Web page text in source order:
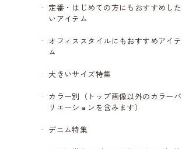
定番・はじめての方にもおすすめした
いアイテム
オフィススタイルにもおすすめアイテ
ム
大きいサイズ特集
カラー別（トップ画像以外のカラーバ
リエーションを含みます）
デニム特集